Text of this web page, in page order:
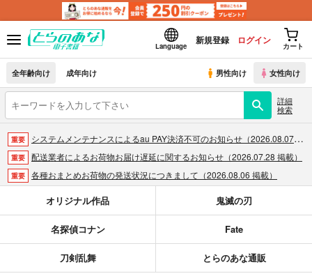
Language
新規登録 ログイン
カート
全年齢向け 成年向け 男性向け 女性向け
詳細
検索
重要 システムメンテナンスによるau PAY決済不可のお知らせ（2026.08.07 掲載）
重要 配送業者によるお荷物お届け遅延に関するお知らせ（2026.07.28 掲載）
重要 各種おまとめお荷物の発送状況につきまして（2026.08.06 掲載）
おまとめサイクル「定期便(月2)」一般会員様の利用再開のお知らせ（2026.02.05 掲載）
重要 「とらのあな×駿河屋日本橋乙女同人誌館」通販店頭受取サービス開始のお知らせ（2026.01.05 更新｜2025.12.30 掲載）
【2025/12/1より】「通販ポイント⇒とらコイン変換キャンペーン」終了のお知らせ（2025.11.21 掲載）
オリジナル作品 鬼滅の刃
名探偵コナン Fate
刀剣乱舞 とらのあな通販